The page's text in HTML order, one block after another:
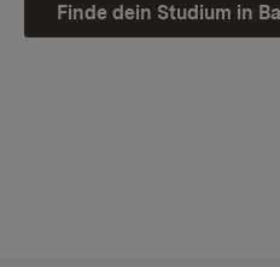
Finde dein Studium in